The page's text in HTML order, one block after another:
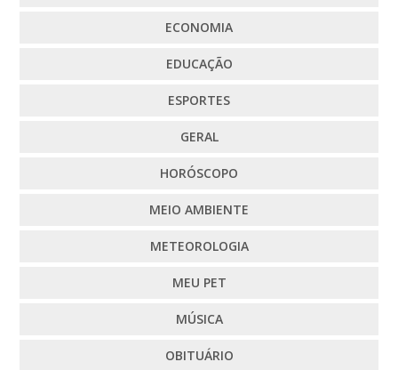
ECONOMIA
EDUCAÇÃO
ESPORTES
GERAL
HORÓSCOPO
MEIO AMBIENTE
METEOROLOGIA
MEU PET
MÚSICA
OBITUÁRIO